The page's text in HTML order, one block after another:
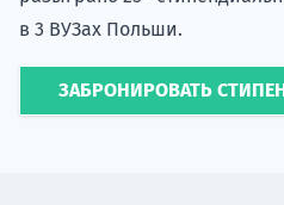
в 3 ВУЗах Польши.
ЗАБРОНИРОВАТЬ